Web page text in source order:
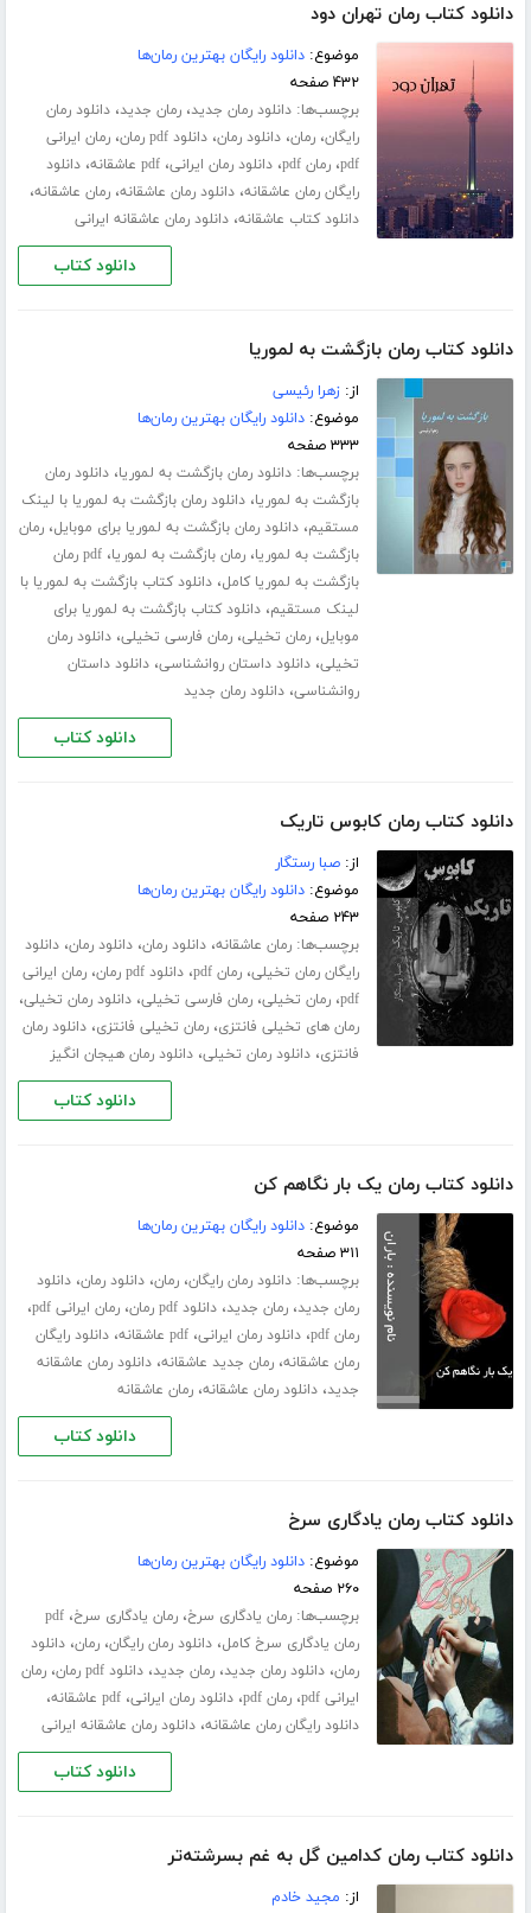
دانلود کتاب رمان تهران دود
موضوع:دانلود رایگان بهترین رمان‌ها
۴۳۲ صفحه
برچسب‌ها:دانلود رمان جدید،رمان جدید،دانلود رمان
رایگان،رمان،دانلود رمان،دانلود pdf رمان ،رمان ایرانی
pdf،رمان pdf ،دانلود رمان ایرانی،pdf عاشقانه ،دانلود
رایگان رمان عاشقانه،دانلود رمان عاشقانه،رمان عاشقانه،
دانلود کتاب عاشقانه،دانلود رمان عاشقانه ایرانی
دانلود کتاب
دانلود کتاب رمان بازگشت به لموریا
از:زهرا رئیسی
موضوع:دانلود رایگان بهترین رمان‌ها
۳۳۳ صفحه
برچسب‌ها:دانلود رمان بازگشت به لموریا،دانلود رمان
بازگشت به لموریا،دانلود رمان بازگشت به لموریا با لینک
مستقیم،دانلود رمان بازگشت به لموریا برای موبایل،رمان
بازگشت به لموریا،رمان بازگشت به لموریا،
pdf رمان
بازگشت به لموریا کامل،دانلود کتاب بازگشت به لموریا با
لینک مستقیم،دانلود کتاب بازگشت به لموریا برای
موبایل،رمان تخیلی،رمان فارسی تخیلی،دانلود رمان
تخیلی،دانلود داستان روانشناسی،دانلود داستان
روانشناسی،دانلود رمان جدید
دانلود کتاب
دانلود کتاب رمان کابوس تاریک
از:صبا رستگار
موضوع:دانلود رایگان بهترین رمان‌ها
۲۴۳ صفحه
برچسب‌ها:رمان عاشقانه،دانلود رمان،دانلود رمان،دانلود
رایگان رمان تخیلی،رمان pdf ،دانلود pdf رمان ،رمان ایرانی
pdf،رمان تخیلی،رمان فارسی تخیلی،دانلود رمان تخیلی،
رمان های تخیلی فانتزی،رمان تخیلی فانتزی،دانلود رمان
فانتزی،دانلود رمان تخیلی،دانلود رمان هیجان انگیز
دانلود کتاب
دانلود کتاب رمان یک بار نگاهم کن
موضوع:دانلود رایگان بهترین رمان‌ها
۳۱۱ صفحه
برچسب‌ها:دانلود رمان رایگان،رمان،دانلود رمان،دانلود
رمان جدید،رمان جدید،دانلود pdf رمان ،رمان ایرانی pdf ،
رمان pdf ،دانلود رمان ایرانی،pdf عاشقانه ،دانلود رایگان
رمان عاشقانه،رمان جدید عاشقانه،دانلود رمان عاشقانه
جدید،دانلود رمان عاشقانه،رمان عاشقانه
دانلود کتاب
دانلود کتاب رمان یادگاری سرخ
موضوع:دانلود رایگان بهترین رمان‌ها
۲۶۰ صفحه
برچسب‌ها:رمان یادگاری سرخ،رمان یادگاری سرخ،pdf
رمان یادگاری سرخ کامل،دانلود رمان رایگان،رمان،دانلود
رمان،دانلود رمان جدید،رمان جدید،دانلود pdf رمان ،رمان
ایرانی pdf
،رمان pdf ،دانلود رمان ایرانی،pdf عاشقانه ،
دانلود رایگان رمان عاشقانه،دانلود رمان عاشقانه ایرانی
دانلود کتاب
دانلود کتاب رمان کدامین گل به غم بسرشته‌تر
از: مجید خادم